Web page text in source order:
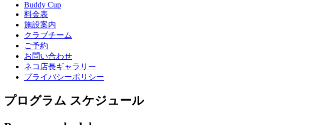
Buddy Cup
料金表
施設案内
クラブチーム
ご予約
お問い合わせ
ネコ店長ギャラリー
プライバシーポリシー
プログラム スケジュール